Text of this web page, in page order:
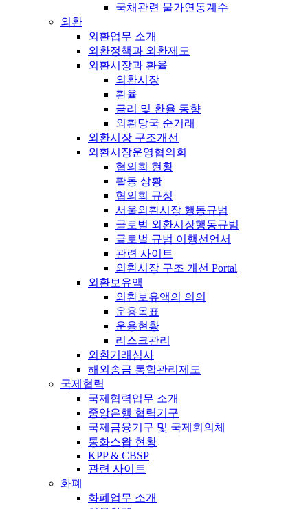
국채관련 물가연동계수
외환
외환업무 소개
외환정책과 외환제도
외환시장과 환율
외환시장
환율
금리 및 환율 동향
외환당국 순거래
외환시장 구조개선
외환시장운영협의회
협의회 현황
활동 상황
협의회 규정
서울외환시장 행동규범
글로벌 외환시장행동규범
글로벌 규범 이행선언서
관련 사이트
외환시장 구조 개선 Portal
외환보유액
외환보유액의 의의
운용목표
운용현황
리스크관리
외환거래심사
해외송금 통합관리제도
국제협력
국제협력업무 소개
중앙은행 협력기구
국제금융기구 및 국제회의체
통화스왑 현황
KPP & CBSP
관련 사이트
화폐
화폐업무 소개